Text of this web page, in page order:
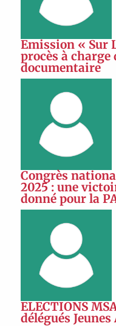
Emission « Sur
procès à charge
documentaire
Congrès
2025 : une
donné pour la
ELECTIONS
délégués